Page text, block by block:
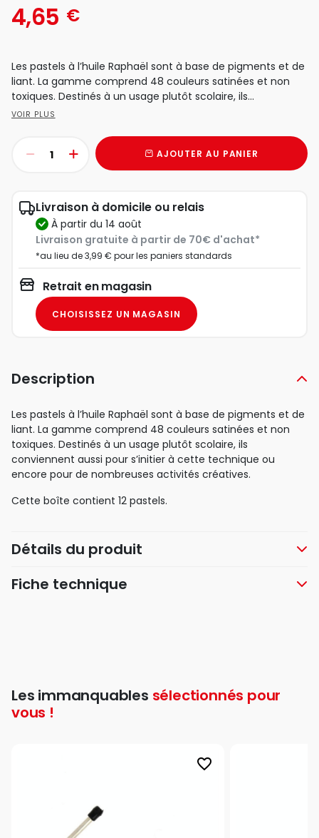
4,65 €
Les pastels à l’huile Raphaël sont à base de pigments et de
liant. La gamme comprend 48 couleurs satinées et non
toxiques. Destinés à un usage plutôt scolaire, ils...
VOIR PLUS
AJOUTER AU PANIER
Livraison à domicile ou relais
à partir du 14 août
Livraison gratuite à partir de 70€ d'achat*
*au lieu de 3,99 € pour les paniers standards
Retrait en magasin
CHOISISSEZ UN MAGASIN
Description
Les pastels à l’huile Raphaël sont à base de pigments et de
liant. La gamme comprend 48 couleurs satinées et non
toxiques. Destinés à un usage plutôt scolaire, ils
conviennent aussi pour s’initier à cette technique ou
encore pour de nombreuses activités créatives.
Cette boîte contient 12 pastels.
Détails du produit
Fiche technique
Les immanquables sélectionnés pour
vous !
favorite_border